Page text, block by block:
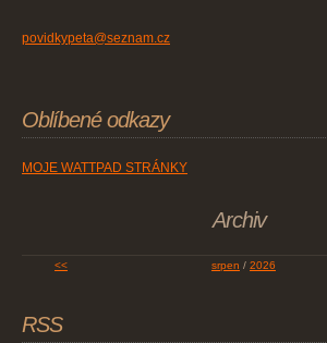
povidkypeta@seznam.cz
Oblíbené odkazy
MOJE WATTPAD STRÁNKY
Archiv
<< srpen / 2026
RSS